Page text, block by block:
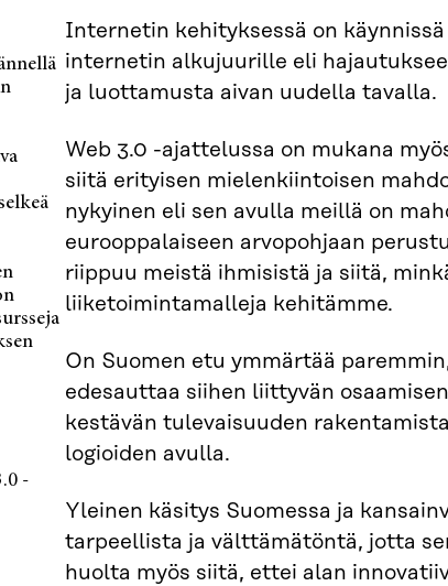
-
Internetin kehityksessä on
internetin alkujuurille eli
ja luottamusta aivan uudella tavalla.
Web 3.0 -ajattelussa on mukana
siitä erityisen mielenkiintoisen
nykyinen eli sen avulla meillä on
eurooppalaiseen arvopohjaan
riippuu meistä ihmisistä ja siitä,
liiketoimintamalleja kehitämme.
On Suomen etu ymmärtää
edesauttaa siihen liittyvän
kestävän tulevaisuuden
logioiden avulla.
Yleinen käsitys Suomessa ja
tarpeellista ja välttämätöntä, jotta
huolta myös siitä, ettei alan